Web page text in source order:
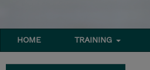
HOME TRAINING